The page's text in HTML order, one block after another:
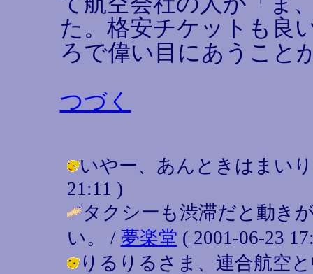
た。格安チケットも良
ろで偉い目にあうこと
つづく
いやー、あんときはまい
21:11 )
タクシーも渋滞だと動き
い。 / 夢楽堂 ( 2001-06-23
りるりるさま、連合航空